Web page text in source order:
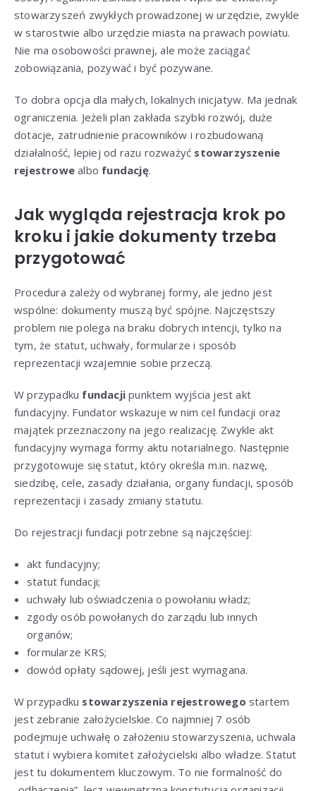
stowarzyszeń zwykłych prowadzonej w urzędzie, zwykle
w starostwie albo urzędzie miasta na prawach powiatu.
Nie ma osobowości prawnej, ale może zaciągać
zobowiązania, pozywać i być pozywane.
To dobra opcja dla małych, lokalnych inicjatyw. Ma jednak
ograniczenia. Jeżeli plan zakłada szybki rozwój, duże
dotacje, zatrudnienie pracowników i rozbudowaną
działalność, lepiej od razu rozważyć stowarzyszenie
rejestrowe albo fundację.
Jak wygląda rejestracja krok po
kroku i jakie dokumenty trzeba
przygotować
Procedura zależy od wybranej formy, ale jedno jest
wspólne: dokumenty muszą być spójne. Najczęstszy
problem nie polega na braku dobrych intencji, tylko na
tym, że statut, uchwały, formularze i sposób
reprezentacji wzajemnie sobie przeczą.
W przypadku fundacji punktem wyjścia jest akt
fundacyjny. Fundator wskazuje w nim cel fundacji oraz
majątek przeznaczony na jego realizację. Zwykle akt
fundacyjny wymaga formy aktu notarialnego. Następnie
przygotowuje się statut, który określa m.in. nazwę,
siedzibę, cele, zasady działania, organy fundacji, sposób
reprezentacji i zasady zmiany statutu.
Do rejestracji fundacji potrzebne są najczęściej:
akt fundacyjny;
statut fundacji;
uchwały lub oświadczenia o powołaniu władz;
zgody osób powołanych do zarządu lub innych
organów;
formularze KRS;
dowód opłaty sądowej, jeśli jest wymagana.
W przypadku stowarzyszenia rejestrowego startem
jest zebranie założycielskie. Co najmniej 7 osób
podejmuje uchwałę o założeniu stowarzyszenia, uchwala
statut i wybiera komitet założycielski albo władze. Statut
jest tu dokumentem kluczowym. To nie formalność do